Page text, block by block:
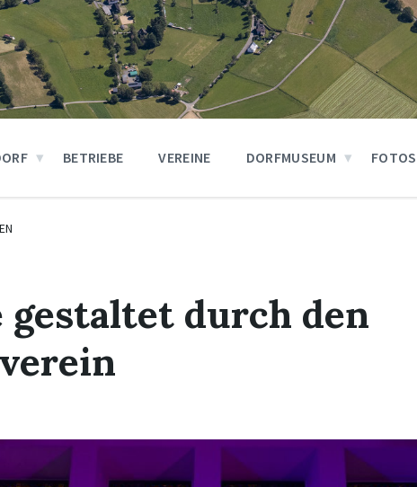
BETRIEBE VEREINE DORFMUSEUM FOTOS
gestaltet durch den